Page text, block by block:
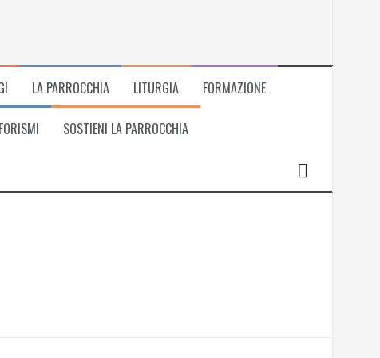
LA PARROCCHIA LITURGIA FORMAZIONE
SOSTIENI LA PARROCCHIA